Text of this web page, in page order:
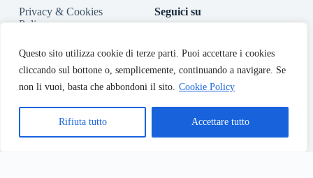
Questo sito utilizza cookie di terze parti. Puoi accettare i cookies
cliccando sul bottone o, semplicemente, continuando a navigare. Se
non li vuoi, basta che abbondoni il sito. Cookie Policy
Rifiuta tutto Accettare tutto
Privacy & Cookies
Policy
Accessibilità
Seguici su